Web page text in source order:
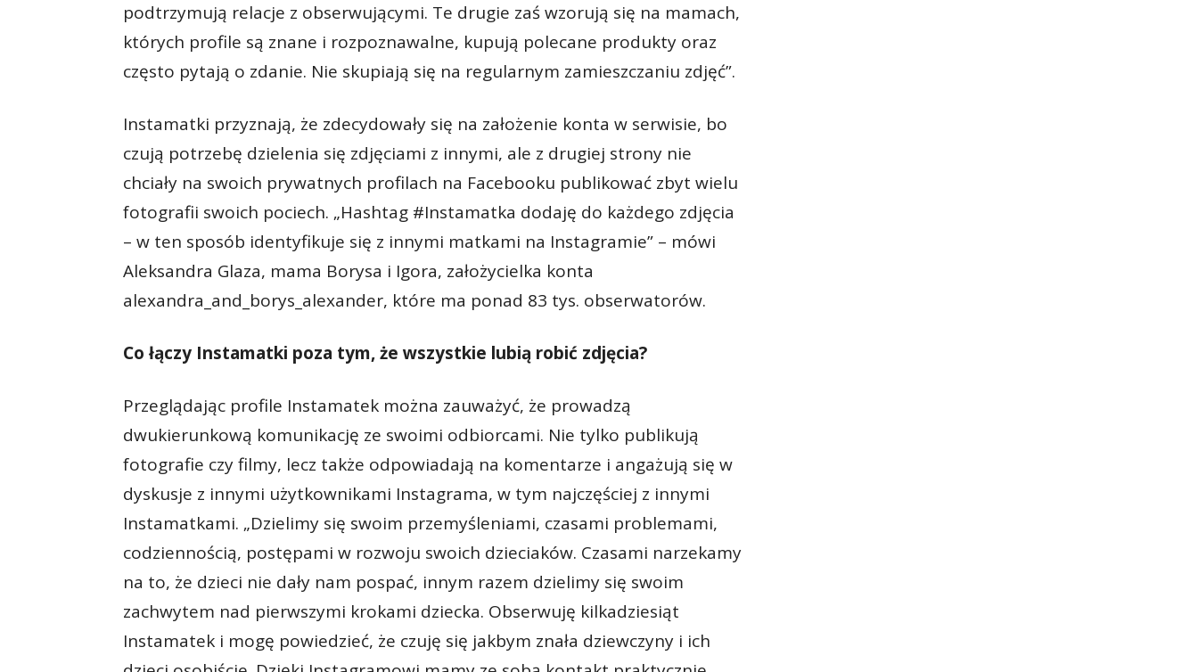
podtrzymują relacje z obserwującymi. Te drugie zaś wzorują się na mamach,
których profile są znane i rozpoznawalne, kupują polecane produkty oraz
często pytają o zdanie. Nie skupiają się na regularnym zamieszczaniu zdjęć”.
Instamatki przyznają, że zdecydowały się na założenie konta w serwisie, bo
czują potrzebę dzielenia się zdjęciami z innymi, ale z drugiej strony nie
chciały na swoich prywatnych profilach na Facebooku publikować zbyt wielu
fotografii swoich pociech. „Hashtag #Instamatka dodaję do każdego zdjęcia
– w ten sposób identyfikuje się z innymi matkami na Instagramie” – mówi
Aleksandra Glaza, mama Borysa i Igora, założycielka konta
alexandra_and_borys_alexander, które ma ponad 83 tys. obserwatorów.
Co łączy Instamatki poza tym, że wszystkie lubią robić zdjęcia?
Przeglądając profile Instamatek można zauważyć, że prowadzą
dwukierunkową komunikację ze swoimi odbiorcami. Nie tylko publikują
fotografie czy filmy, lecz także odpowiadają na komentarze i angażują się w
dyskusje z innymi użytkownikami Instagrama, w tym najczęściej z innymi
Instamatkami. „Dzielimy się swoim przemyśleniami, czasami problemami,
codziennością, postępami w rozwoju swoich dzieciaków. Czasami narzekamy
na to, że dzieci nie dały nam pospać, innym razem dzielimy się swoim
zachwytem nad pierwszymi krokami dziecka. Obserwuję kilkadziesiąt
Instamatek i mogę powiedzieć, że czuję się jakbym znała dziewczyny i ich